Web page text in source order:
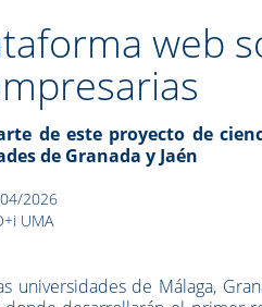
web
de este proyecto de
de Granada y Jaén
2026
UMA
universidades de Málaga,